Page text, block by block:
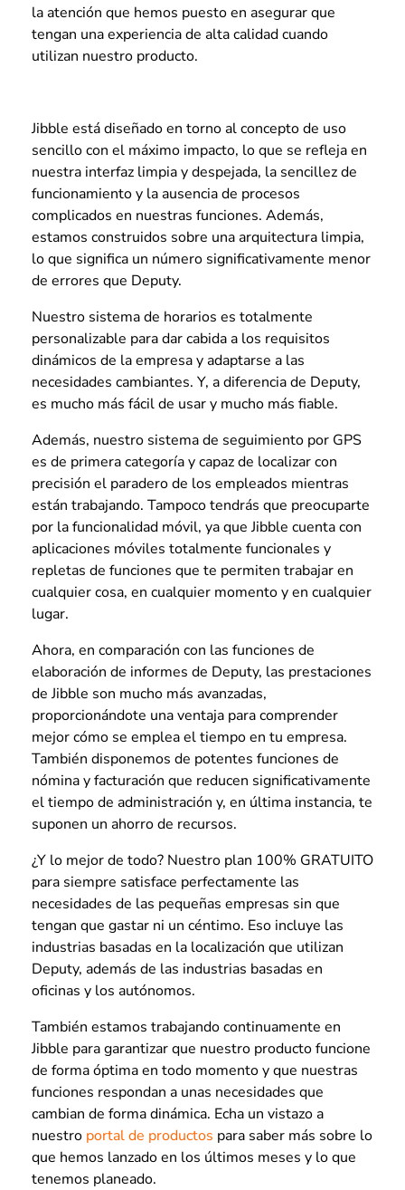
la atención que hemos puesto en asegurar que
tengan una experiencia de alta calidad cuando
utilizan nuestro producto.
Jibble está diseñado en torno al concepto de uso
sencillo con el máximo impacto, lo que se refleja en
nuestra interfaz limpia y despejada, la sencillez de
funcionamiento y la ausencia de procesos
complicados en nuestras funciones. Además,
estamos construidos sobre una arquitectura limpia,
lo que significa un número significativamente menor
de errores que Deputy.
Nuestro sistema de horarios es totalmente
personalizable para dar cabida a los requisitos
dinámicos de la empresa y adaptarse a las
necesidades cambiantes. Y, a diferencia de Deputy,
es mucho más fácil de usar y mucho más fiable.
Además, nuestro sistema de seguimiento por GPS
es de primera categoría y capaz de localizar con
precisión el paradero de los empleados mientras
están trabajando. Tampoco tendrás que preocuparte
por la funcionalidad móvil, ya que Jibble cuenta con
aplicaciones móviles totalmente funcionales y
repletas de funciones que te permiten trabajar en
cualquier cosa, en cualquier momento y en cualquier
lugar.
Ahora, en comparación con las funciones de
elaboración de informes de Deputy, las prestaciones
de Jibble son mucho más avanzadas,
proporcionándote una ventaja para comprender
mejor cómo se emplea el tiempo en tu empresa.
También disponemos de potentes funciones de
nómina y facturación que reducen significativamente
el tiempo de administración y, en última instancia, te
suponen un ahorro de recursos.
¿Y lo mejor de todo? Nuestro plan 100% GRATUITO
para siempre satisface perfectamente las
necesidades de las pequeñas empresas sin que
tengan que gastar ni un céntimo. Eso incluye las
industrias basadas en la localización que utilizan
Deputy, además de las industrias basadas en
oficinas y los autónomos.
También estamos trabajando continuamente en
Jibble para garantizar que nuestro producto funcione
de forma óptima en todo momento y que nuestras
funciones respondan a unas necesidades que
cambian de forma dinámica. Echa un vistazo a
nuestro portal de productos para saber más sobre lo
que hemos lanzado en los últimos meses y lo que
tenemos planeado.